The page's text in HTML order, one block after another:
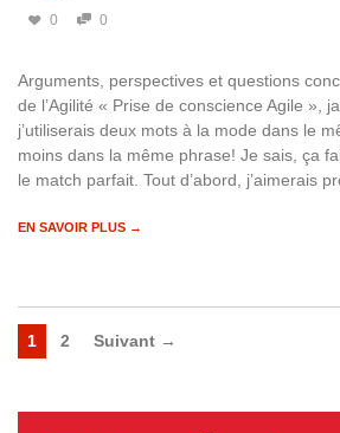
0 0
Arguments, perspectives et questions
de l’Agilité « Prise de conscience Agile »,
j’utiliserais deux mots à la mode dans le
moins dans la même phrase! Je sais, ça
le match parfait. Tout d’abord, j’aimerais
EN SAVOIR PLUS →
1 2 Suivant →